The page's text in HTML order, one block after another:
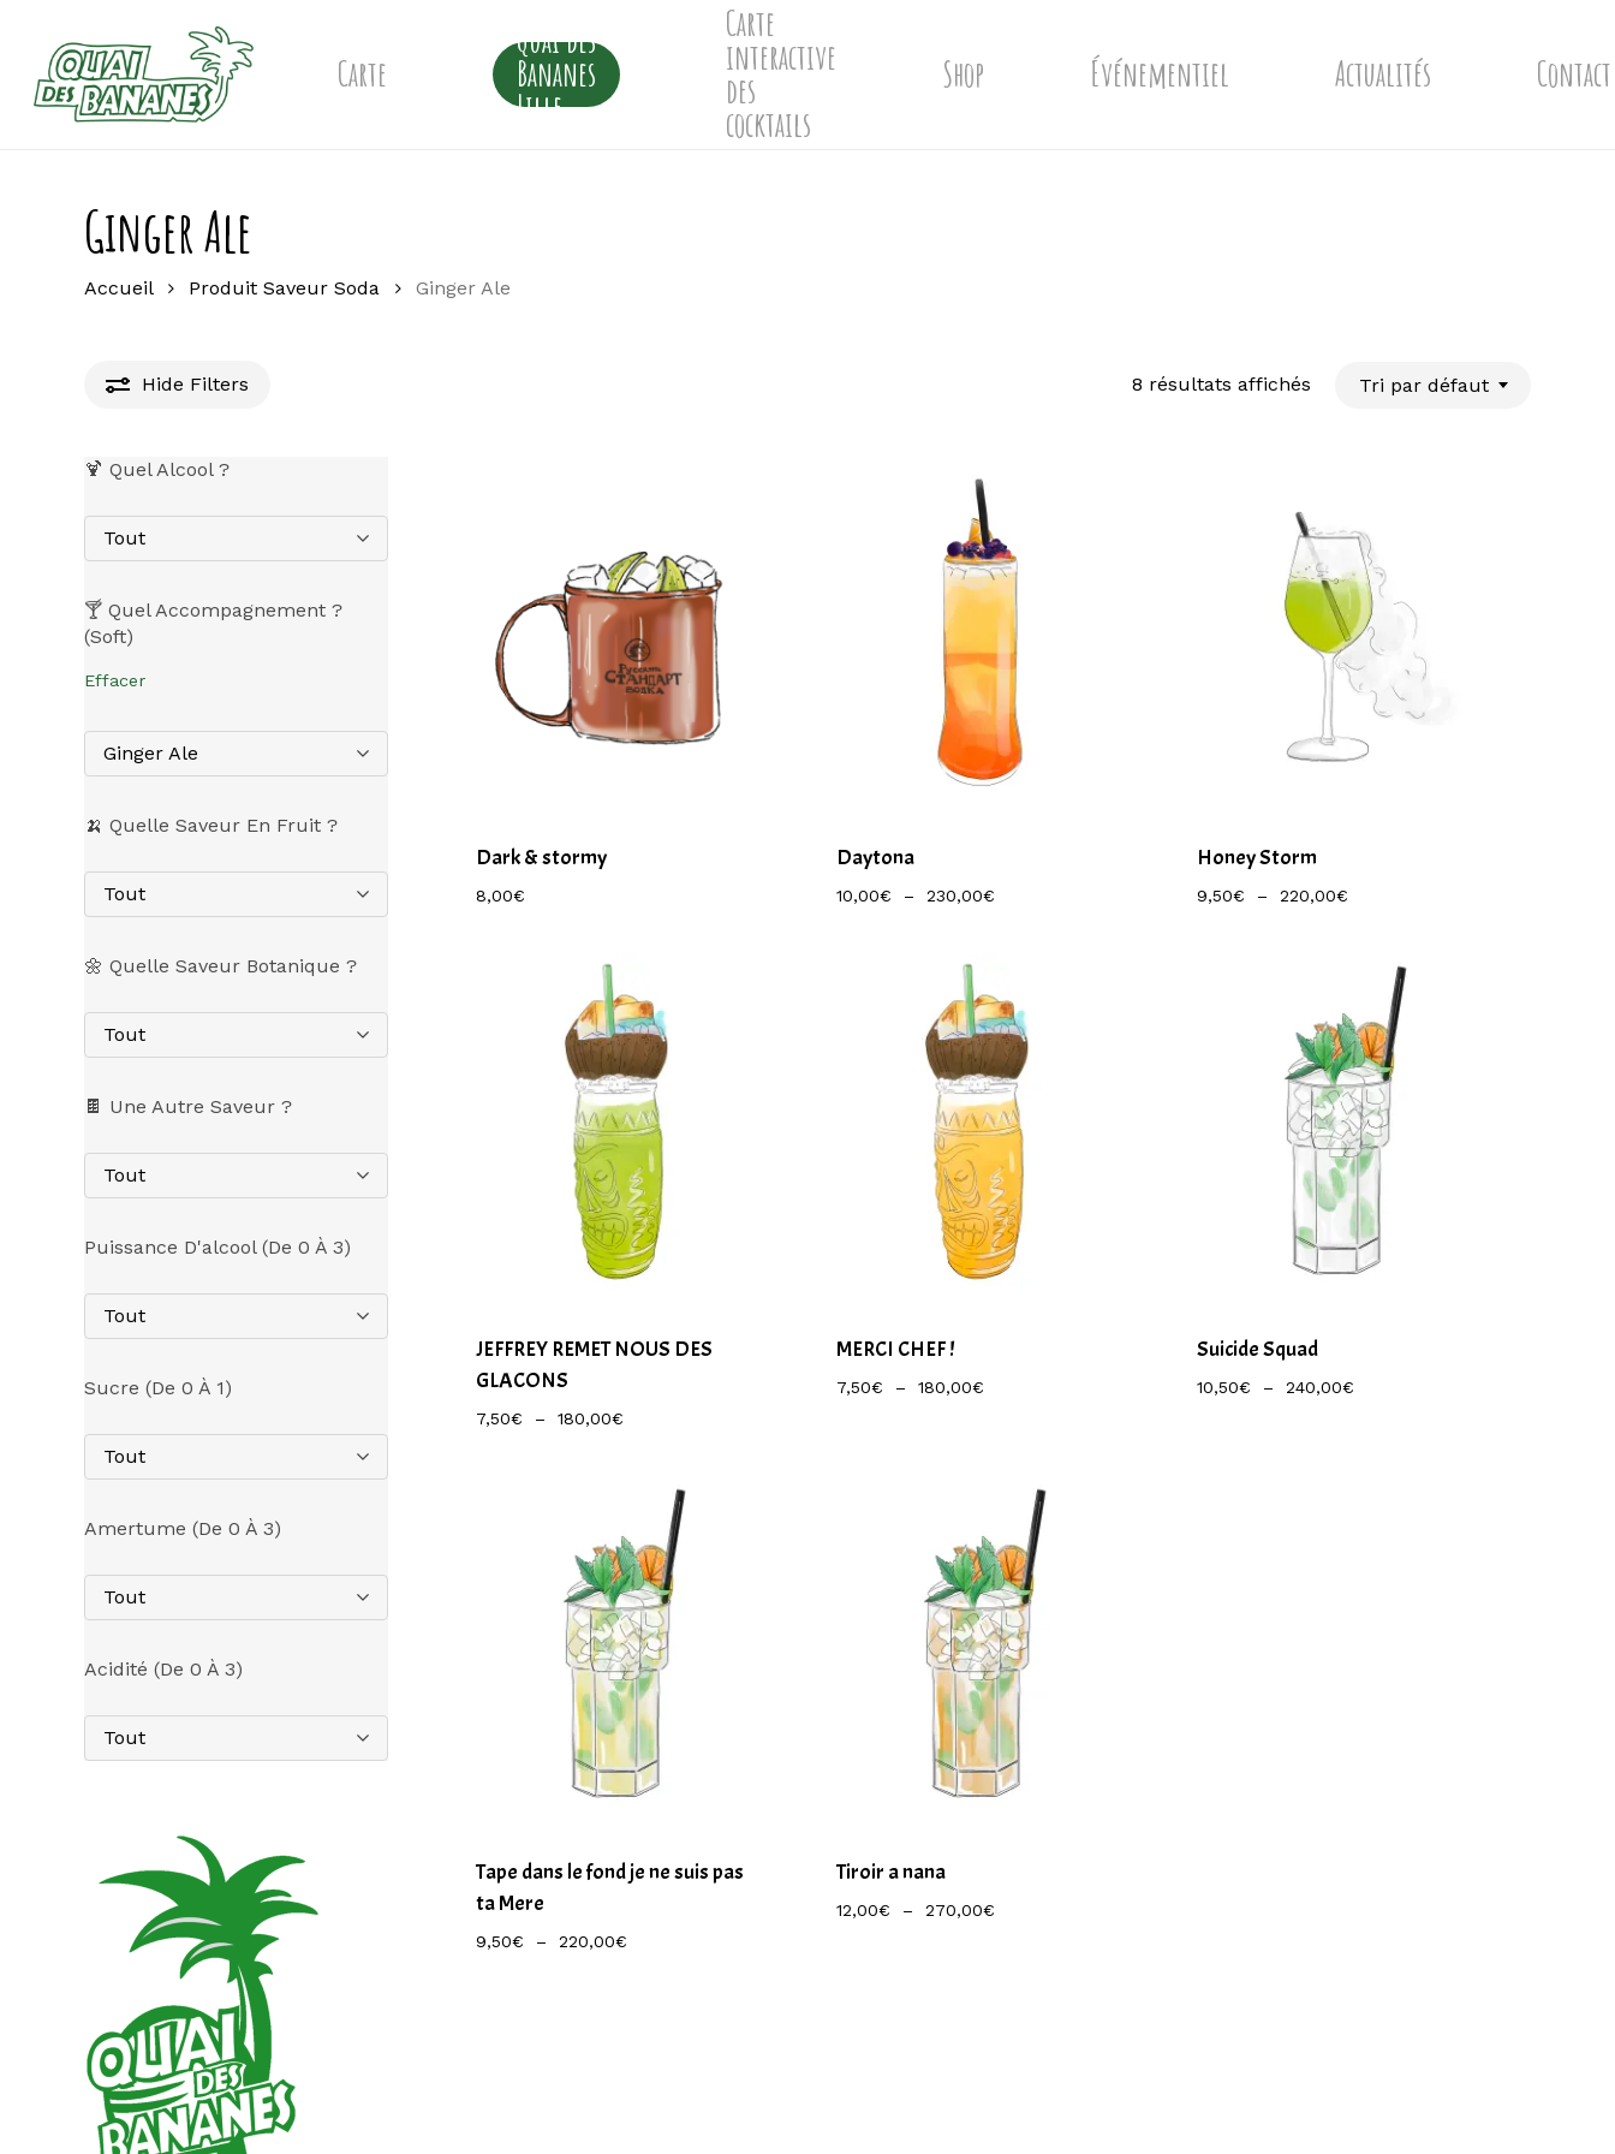
content
Carte
Quai des
Bananes
Lille
Carte
interactive
des
cocktails
Shop Événementiel Actualités Contact
Ginger Ale
Accueil Produit Saveur Soda Ginger Ale
Hide Filters 8 résultats affichés Tri par défaut
🍹 Quel Alcool ?
Tout
🍸 Quel Accompagnement ?
(Soft)
Effacer
Ginger Ale
🍌 Quelle Saveur En Fruit ?
Tout
🌼 Quelle Saveur Botanique ?
Tout
🍫 Une Autre Saveur ?
Tout
Puissance D'alcool (de 0 À 3)
Tout
Sucre (de 0 À 1)
Tout
Amertume (de 0 À 3)
Tout
Acidité (de 0 À 3)
Tout
Dark & stormy
8,00€
8,00
Daytona
10,00€ – 230,00€Plage
230,00€
Honey Storm
9,50€ – 220,00€Plage
220,00€
JEFFREY REMET NOUS DES
GLACONS
7,50€ – 180,00€
180,00€
MERCI CHEF !
7,50€ – 180,00€Plage
180,00€
Suicide Squad
10,50€ – 240,00€Plage
Tape dans le fond je ne suis pas
ta Mere
9,50€ – 220,00€
Tiroir a nana
12,00€ – 270,00€Plage